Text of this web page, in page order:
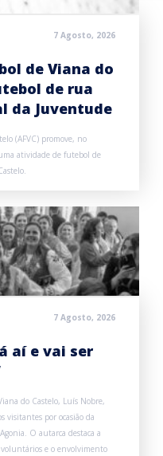
7 Agosto, 2026
de Viana do
de rua
da Juventude
(AFVC) promove, no
atividade de futebol de
7 Agosto, 2026
aí e vai ser
do Castelo, Luís Nobre,
visitantes por ocasião da
O autarca destaca a
e o envolvimento